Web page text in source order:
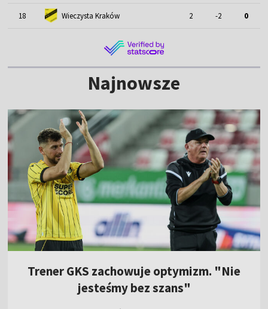
18 Wieczysta Kraków 2 -2 0
Najnowsze
Trener GKS zachowuje optymizm. "Nie
jesteśmy bez szans"